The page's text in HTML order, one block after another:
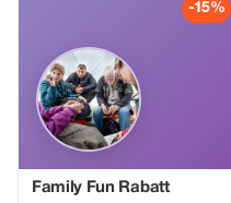
-15%
Family Fun Rabatt